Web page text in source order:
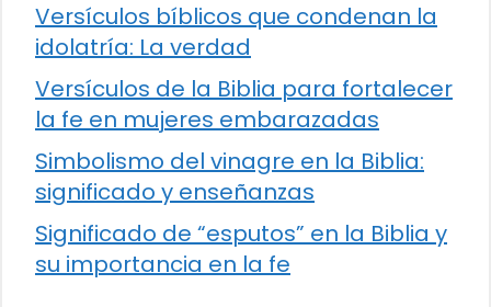
Versículos bíblicos que condenan la
idolatría: La verdad
Versículos de la Biblia para fortalecer
la fe en mujeres embarazadas
Simbolismo del vinagre en la Biblia:
significado y enseñanzas
Significado de “esputos” en la Biblia y
su importancia en la fe